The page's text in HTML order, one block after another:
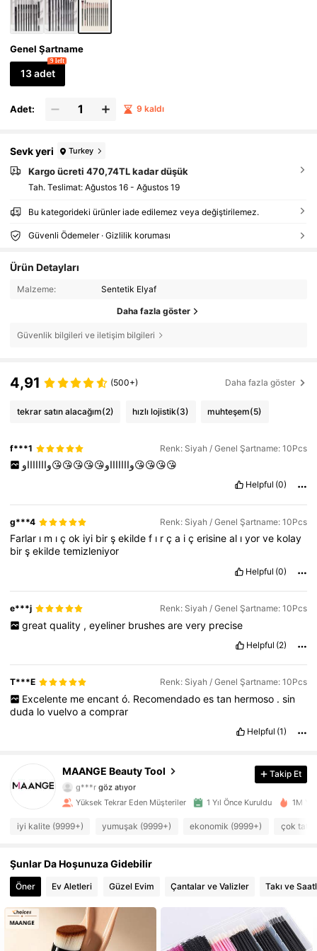
Genel Şartname
13 adet
9 left
Adet: 9 kaldı
Sevk yeri Turkey
Kargo ücreti 470,74TL kadar düşük
Tah. Teslimat: Ağustos 16 - Ağustos 19
Bu kategorideki ürünler iade edilemez veya değiştirilemez.
Güvenli Ödemeler · Gizlilik koruması
Ürün Detayları
Malzeme: Sentetik Elyaf
Daha fazla göster
Güvenlik bilgileri ve iletişim bilgileri
4,91 (500+) Daha fazla göster
tekrar satın alacağım(2) hızlı lojistik(3) muhteşem(5)
f***1 Renk: Siyah / Genel Şartname: 10Pcs
واااااااو😘😘😘😘😘واااااااو😘😘😘😘
Helpful (0)
g***4 Renk: Siyah / Genel Şartname: 10Pcs
Farlar ı m ıçok iyi bir şekildef ı rça içerisineal ıyorve kolay
bir şekildetemizleniyor
Helpful (0)
e***j Renk: Siyah / Genel Şartname: 10Pcs
great quality , eyeliner brushes are very precise
Helpful (2)
T***E Renk: Siyah / Genel Şartname: 10Pcs
Excelente me encant ó. Recomendado es tan hermoso . sin
duda lovuelvoacomprar
Helpful (1)
MAANGE Beauty Tool
4,92
134K Takipçiler
4,92 134K Takipçiler
4,92 134K Takipçiler
4,92 134K Takipçiler
Takip Et
Yüksek Tekrar Eden Müşteriler 1 Yıl Önce Kuruldu 1M
iyi kalite (9999+) yumuşak (9999+) ekonomik (9999+) çok tatlı
Şunlar Da Hoşunuza Gidebilir
Öner Ev Aletleri Güzel Evim Çantalar ve Valizler Takı ve